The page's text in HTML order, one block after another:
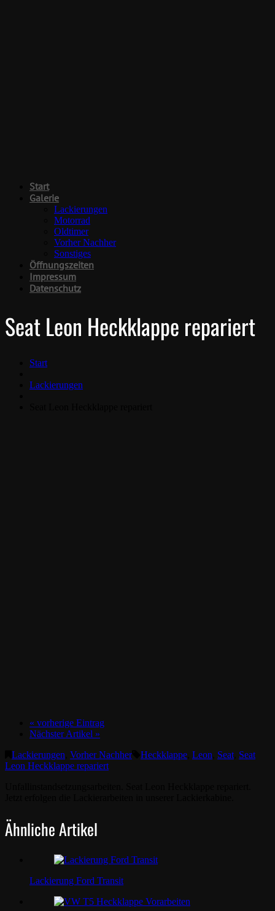
Start
Galerie
Lackierungen
Motorrad
Oldtimer
Vorher Nachher
Sonstiges
Öffnungszeiten
Impressum
Datenschutz
Seat Leon Heckklappe repariert
Start
Lackierungen
« vorherige Eintrag
Nächster Artikel »
Lackierungen Vorher Nachher Heckklappe Leon Seat Seat
Leon Heckklappe repariert
Ähnliche Artikel
Lackierung Ford Transit